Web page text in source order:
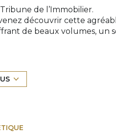
de l’Immobilier.
découvrir cette
de beaux volumes, un
et accueillante.
23m² vous permettra de
confortables de 11 et